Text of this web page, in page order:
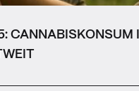
CANNABISKONSUM